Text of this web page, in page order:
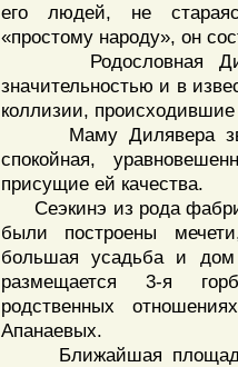
его людей, не
«простому народу», он
Родословная
значительностью и в
коллизии, происходившие
Маму Дилявера
спокойная,
присущие ей качества.
Сеэкинэ из рода
были построены
большая усадьба и
размещается 3-я
родственных
Апанаевых.
Ближайшая площадь